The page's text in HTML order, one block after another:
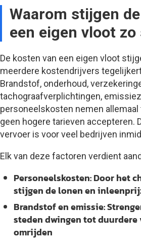
Waarom stijgen
een eigen vloot zo
De kosten van een eigen vloot
meerdere kostendrijvers
Brandstof, onderhoud,
tachograafverplichtingen,
personeelskosten nemen
geen hogere tarieven accepteren.
vervoer is voor veel bedrijven
Elk van deze factoren verdient
Personeelskosten:Door het
stijgen de lonen en
Brandstof en emissie:
steden dwingen tot
omrijden